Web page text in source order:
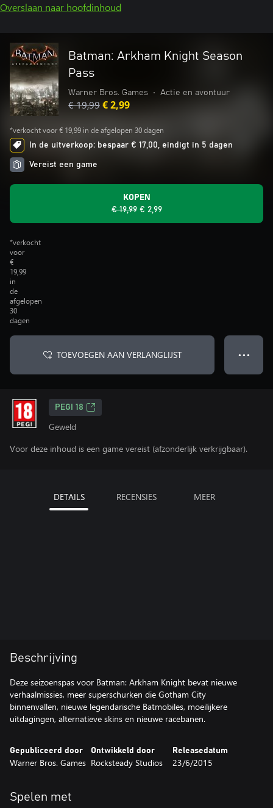
Overslaan naar hoofdinhoud
Batman: Arkham Knight Season
Pass
Warner Bros. Games • Actie en avontuur
€ 19,99€ 2,99
*verkocht voor € 19,99 in de afgelopen 30 dagen
In de uitverkoop: bespaar € 17,00, eindigt in 5 dagen
Vereist een game
KOPEN
€ 19,99 € 2,99
*verkocht
voor
€
19,99
in
de
afgelopen
30
dagen
TOEVOEGEN AAN VERLANGLIJST ● ● ●
PEGI 18
Geweld
Voor deze inhoud is een game vereist (afzonderlijk verkrijgbaar).
DETAILS RECENSIES MEER
Beschrijving
Deze seizoenspas voor Batman: Arkham Knight bevat nieuwe
verhaalmissies, meer superschurken die Gotham City
binnenvallen, nieuwe legendarische Batmobiles, moeilijkere
uitdagingen, alternatieve skins en nieuwe racebanen.
Gepubliceerd door
Warner Bros. Games
Ontwikkeld door
Rocksteady Studios
Releasedatum
23/6/2015
Spelen met